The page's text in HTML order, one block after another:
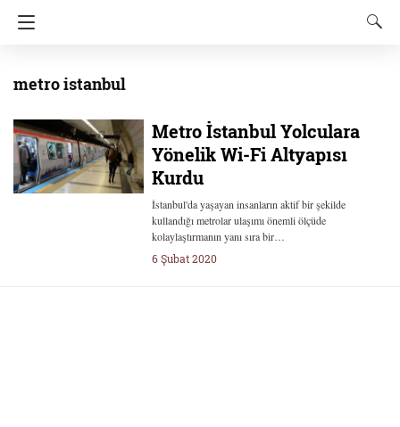
metro istanbul
Metro İstanbul Yolculara
Yönelik Wi-Fi Altyapısı
Kurdu
İstanbul'da yaşayan insanların aktif bir şekilde
kullandığı metrolar ulaşımı önemli ölçüde
kolaylaştırmanın yanı sıra bir…
6 Şubat 2020